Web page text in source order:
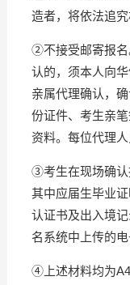
造者，将依法追究
②不接受邮寄报名
认的，须本人向
亲属代理确认，
份证件、考生亲
资料。每位代理
③考生在现场确认
其中应届生毕业
认证书及出入境
名系统中上传的电
④上述材料均为